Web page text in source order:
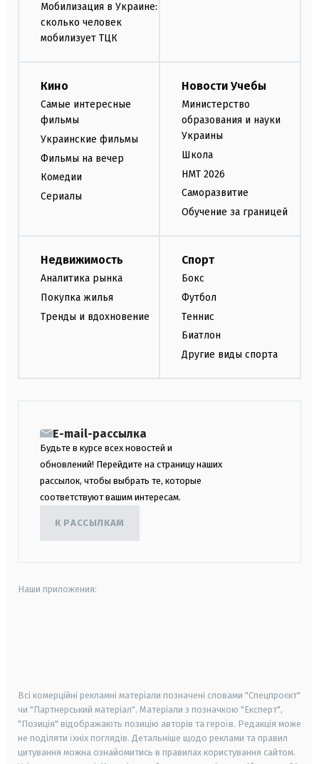
Мобилизация в Украине:
сколько человек
мобилизует ТЦК
Кино
Самые интересные
фильмы
Украинские фильмы
Фильмы на вечер
Комедии
Сериалы
Новости Учебы
Министерство
образования и науки
Украины
Школа
НМТ 2026
Саморазвитие
Обучение за границей
Недвижимость
Аналитика рынка
Покупка жилья
Тренды и вдохновение
Спорт
Бокс
Футбол
Теннис
Биатлон
Другие виды спорта
E-mail-рассылка
Будьте в курсе всех новостей и
обновлений! Перейдите на страницу наших
рассылок, чтобы выбрать те, которые
соответствуют вашим интересам.
К РАССЫЛКАМ
Наши приложения:
Всі комерційні рекламні матеріали позначені словами "Спецпроєкт"
чи "Партнерський матеріал". Матеріали з позначкою "Експерт",
"Позиція" відображають позицію авторів та героїв. Редакція може
не поділяти їхніх поглядів. Детальніше щодо реклами та правил
цитування можна ознайомитись в правилах користування сайтом.